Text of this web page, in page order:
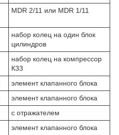
MDR 2/11 или MDR 1/11
набор колец на один блок
цилиндров
набор колец на компрессор
К33
элемент клапанного блока
элемент клапанного блока
с отражателем
элемент клапанного блока